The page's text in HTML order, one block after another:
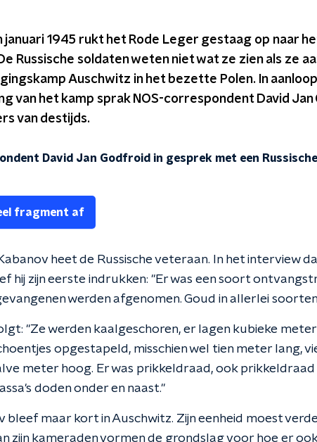
januari 1945 rukt het Rode Leger gestaag op naar
Russische soldaten weten niet wat ze zien als ze
Auschwitz in het bezette Polen. In
van het kamp sprak NOS-correspondent David
van destijds.
David Jan Godfroid in gesprek met een
fragment af
heet de Russische veteraan. In het interview
hij zijn eerste indrukken: "Er was een soort
werden afgenomen. Goud in allerlei
"Ze werden kaalgeschoren, er lagen kubieke
opgestapeld, misschien wel tien meter lang,
meter hoog. Er was prikkeldraad, ook
doden onder en naast."
bleef maar kort in Auschwitz. Zijn eenheid moest
zijn kameraden vormen de grondslag voor hoe er